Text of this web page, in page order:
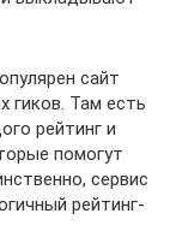
сайт
гиков. Там есть
рейтинг и
помогут
сервис
рейтинг-